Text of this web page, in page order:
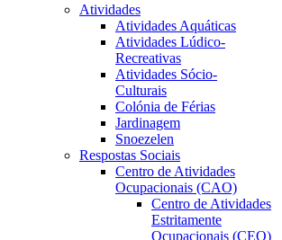
Atividades
Atividades Aquáticas
Atividades Lúdico-
Recreativas
Atividades Sócio-
Culturais
Colónia de Férias
Jardinagem
Snoezelen
Respostas Sociais
Centro de Atividades
Ocupacionais (CAO)
Centro de Atividades
Estritamente
Ocupacionais (CEO)